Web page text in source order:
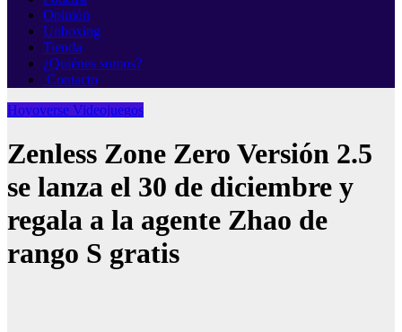
Opinión
Unboxing
Tienda
¿Quiénes somos?
Contacto
Hoyoverse Videojuegos
Zenless Zone Zero Versión 2.5
se lanza el 30 de diciembre y
regala a la agente Zhao de
rango S gratis